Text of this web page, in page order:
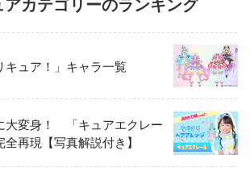
キュア！」キャラ一覧
大変身！ 「キュアエクレー
再現【写真解説付き】